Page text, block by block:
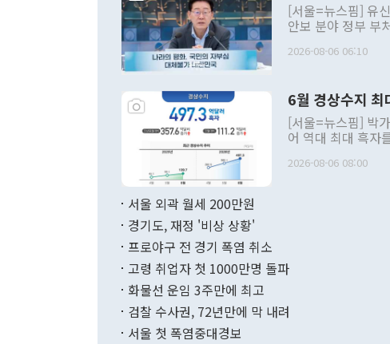
[서울=뉴스핌] 유
안보 분야 정부 부
발언 중에는 정부
주의적 희망에 근
관의 대북 정책 관
관 부처 장관이 공
관의 무리한 대북
다. [정동영 통일부 장관이 지난달 23일 오후 서울 종로구 정부서울청사에
무너졌다고도 했
함께 4자 대화의
2026-08-06 06:10
6월 경상수지 최
[서울=뉴스핌] 박
어 역대 최대 흑자
료=한국은행] 한국은행이 6일 발표한 '2026년 6월 국제수지(잠정)'에 따르
며 월간 기준 처음
196.9% 급증했고
수출은 160.4%
2026-08-06 08:00
서울 외곽 월세 200만원
경기도, 재정 '비상 상황'
프로야구 전 경기 폭염 취소
고령 취업자 첫 1000만명 돌파
화물선 운임 3주만에 최고
검찰 수사권, 72년만에 막 내려
서울 첫 폭염중대경보